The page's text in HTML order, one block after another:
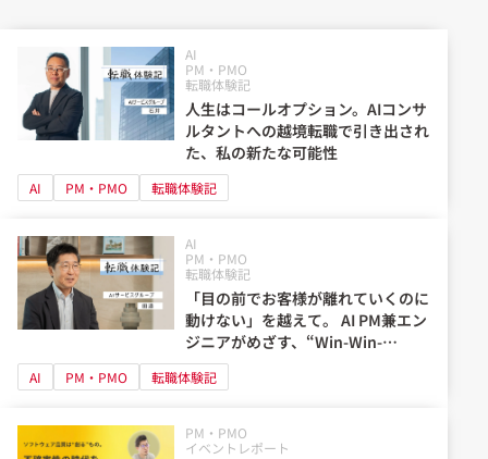
AI
PM・PMO
転職体験記
人生はコールオプション。AIコンサ
ルタントへの越境転職で引き出され
た、私の新たな可能性
AI PM・PMO 転職体験記
AI
PM・PMO
転職体験記
「目の前でお客様が離れていくのに
動けない」を越えて。 AI PM兼エン
ジニアがめざす、“Win-Win-
Win”の関係
AI PM・PMO 転職体験記
PM・PMO
イベントレポート